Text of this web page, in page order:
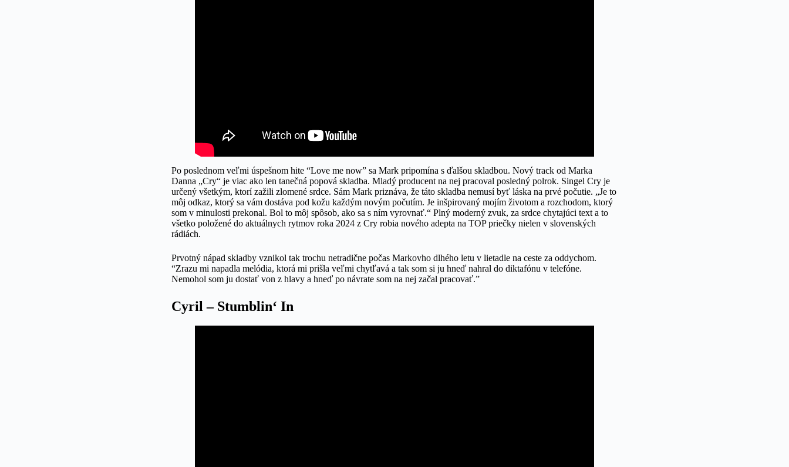
Po poslednom veľmi úspešnom hite “Love me now” sa Mark pripomína s ďalšou skladbou. Nový track od Marka
Danna „Cry“ je viac ako len tanečná popová skladba. Mladý producent na nej pracoval posledný polrok. Singel Cry je
určený všetkým, ktorí zažili zlomené srdce. Sám Mark priznáva, že táto skladba nemusí byť láska na prvé počutie. „Je to
môj odkaz, ktorý sa vám dostáva pod kožu každým novým počutím. Je inšpirovaný mojím životom a rozchodom, ktorý
som v minulosti prekonal. Bol to môj spôsob, ako sa s ním vyrovnať.“ Plný moderný zvuk, za srdce chytajúci text a to
všetko položené do aktuálnych rytmov roka 2024 z Cry robia nového adepta na TOP priečky nielen v slovenských
rádiách.
Prvotný nápad skladby vznikol tak trochu netradične počas Markovho dlhého letu v lietadle na ceste za oddychom.
“Zrazu mi napadla melódia, ktorá mi prišla veľmi chytľavá a tak som si ju hneď nahral do diktafónu v telefóne.
Nemohol som ju dostať von z hlavy a hneď po návrate som na nej začal pracovať.”
Cyril – Stumblin‘ In